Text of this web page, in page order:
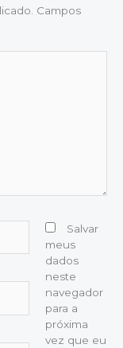
Campos
Salvar
meus
dados
neste
navegador
para a
próxima
vez que eu